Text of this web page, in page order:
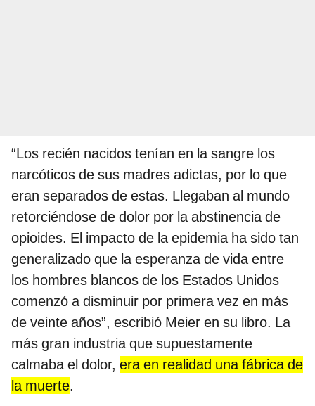
“Los recién nacidos tenían en la sangre los
narcóticos de sus madres adictas, por lo que
eran separados de estas. Llegaban al mundo
retorciéndose de dolor por la abstinencia de
opioides. El impacto de la epidemia ha sido tan
generalizado que la esperanza de vida entre
los hombres blancos de los Estados Unidos
comenzó a disminuir por primera vez en más
de veinte años”, escribió Meier en su libro. La
más gran industria que supuestamente
calmaba el dolor, era en realidad una fábrica de
la muerte.